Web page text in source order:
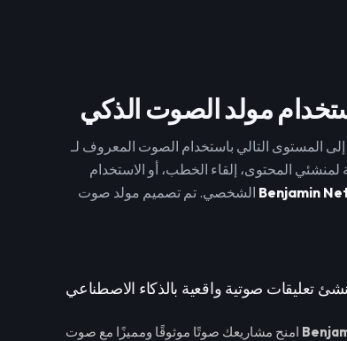
المحتوى، إلقاء الخطب، أو الاستخدام
Benjamin